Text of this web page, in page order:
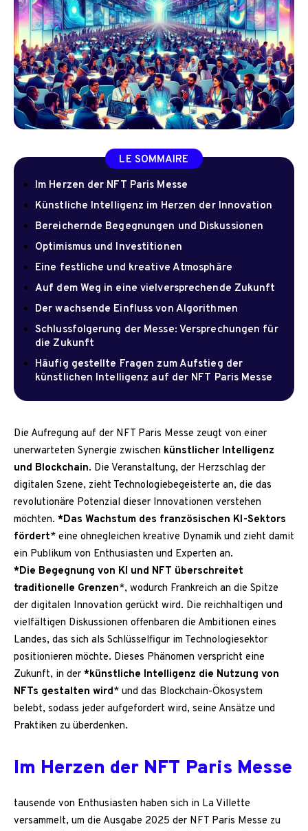
LE SOMMAIRE
Im Herzen der NFT Paris Messe
Künstliche Intelligenz im Herzen der Innovation
Bereichernde Begegnungen und Diskussionen
Optimismus und Investitionen
Eine festliche und kreative Atmosphäre
Auf dem Weg in eine vielversprechende Zukunft
Der wachsende Einfluss von Algorithmen
Schlussfolgerung der Messe: Versprechungen für
die Zukunft
Häufig gestellte Fragen zum Aufstieg der
künstlichen Intelligenz auf der NFT Paris Messe
Die Aufregung auf der NFT Paris Messe zeugt von einer
unerwarteten Synergie zwischen künstlicher Intelligenz
und Blockchain. Die Veranstaltung, der Herzschlag der
digitalen Szene, zieht Technologiebegeisterte an, die das
revolutionäre Potenzial dieser Innovationen verstehen
möchten. *Das Wachstum des französischen KI-Sektors
fördert* eine ohnegleichen kreative Dynamik und zieht damit
ein Publikum von Enthusiasten und Experten an.
*Die Begegnung von KI und NFT überschreitet
traditionelle Grenzen*, wodurch Frankreich an die Spitze
der digitalen Innovation gerückt wird. Die reichhaltigen und
vielfältigen Diskussionen offenbaren die Ambitionen eines
Landes, das sich als Schlüsselfigur im Technologiesektor
positionieren möchte. Dieses Phänomen verspricht eine
Zukunft, in der *künstliche Intelligenz die Nutzung von
NFTs gestalten wird* und das Blockchain-Ökosystem
belebt, sodass jeder aufgefordert wird, seine Ansätze und
Praktiken zu überdenken.
Im Herzen der NFT Paris Messe
tausende von Enthusiasten haben sich in La Villette
versammelt, um die Ausgabe 2025 der NFT Paris Messe zu